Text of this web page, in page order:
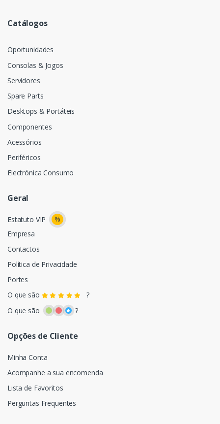
Catálogos
Oportunidades
Consolas & Jogos
Servidores
Spare Parts
Desktops & Portáteis
Componentes
Acessórios
Periféricos
Electrónica Consumo
Geral
Estatuto VIP
%
Empresa
Contactos
Política de Privacidade
Portes
O que são
?
O que são
?
Opções de Cliente
Minha Conta
Acompanhe a sua encomenda
Lista de Favoritos
Perguntas Frequentes